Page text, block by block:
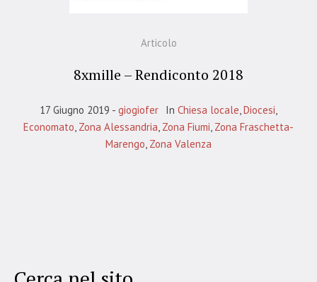
Articolo
8xmille – Rendiconto 2018
17 Giugno 2019 giogiofer In Chiesa locale Diocesi
Economato Zona Alessandria Zona Fiumi Zona Fraschetta-
Marengo Zona Valenza